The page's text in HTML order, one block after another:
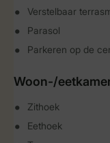
Verstelbaar
Parasol
Parkeren op de
Woon-/
Zithoek
Eethoek